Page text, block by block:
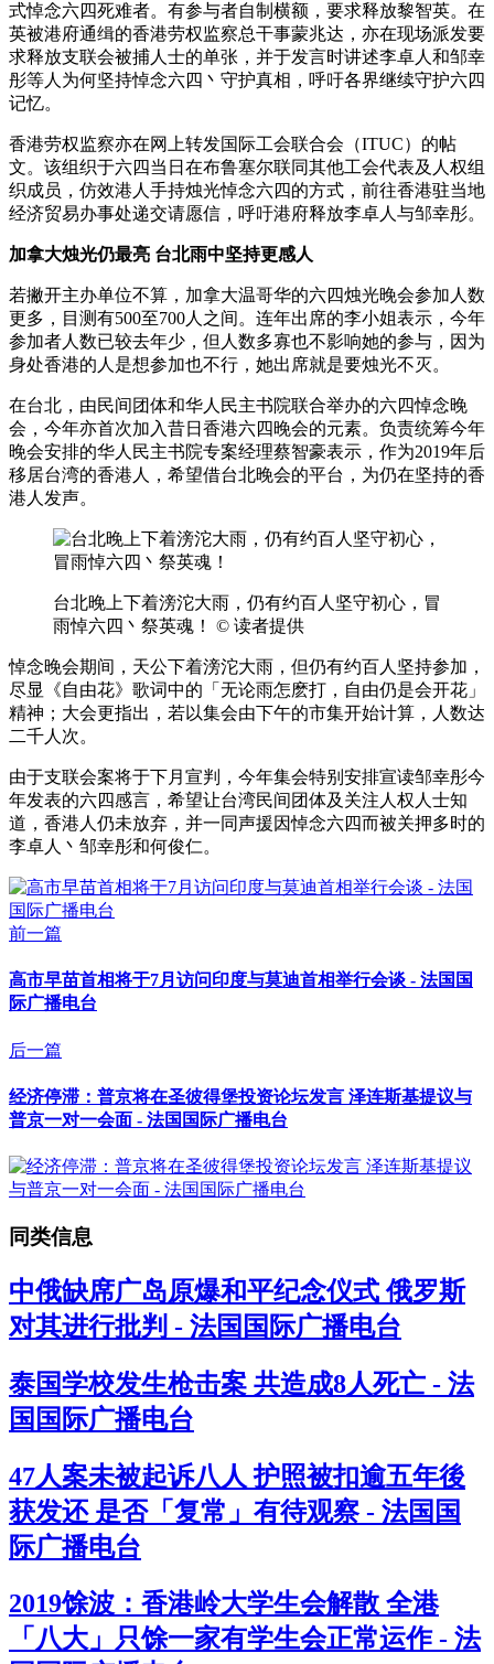
式悼念六四死难者。有参与者自制横额，要求释放黎智英。在
英被港府通缉的香港劳权监察总干事蒙兆达，亦在现场派发要
求释放支联会被捕人士的单张，并于发言时讲述李卓人和邹幸
彤等人为何坚持悼念六四丶守护真相，呼吁各界继续守护六四
记忆。
香港劳权监察亦在网上转发国际工会联合会（ITUC）的帖
文。该组织于六四当日在布鲁塞尔联同其他工会代表及人权组
织成员，仿效港人手持烛光悼念六四的方式，前往香港驻当地
经济贸易办事处递交请愿信，呼吁港府释放李卓人与邹幸彤。
加拿大烛光仍最亮 台北雨中坚持更感人
若撇开主办单位不算，加拿大温哥华的六四烛光晚会参加人数
更多，目测有500至700人之间。连年出席的李小姐表示，今年
参加者人数已较去年少，但人数多寡也不影响她的参与，因为
身处香港的人是想参加也不行，她出席就是要烛光不灭。
在台北，由民间团体和华人民主书院联合举办的六四悼念晚
会，今年亦首次加入昔日香港六四晚会的元素。负责统筹今年
晚会安排的华人民主书院专案经理蔡智豪表示，作为2019年后
移居台湾的香港人，希望借台北晚会的平台，为仍在坚持的香
港人发声。
台北晚上下着滂沱大雨，仍有约百人坚守初心，冒
雨悼六四丶祭英魂！
© 读者提供
悼念晚会期间，天公下着滂沱大雨，但仍有约百人坚持参加，
尽显《自由花》歌词中的「无论雨怎麽打，自由仍是会开花」
精神；大会更指出，若以集会由下午的市集开始计算，人数达
二千人次。
由于支联会案将于下月宣判，今年集会特别安排宣读邹幸彤今
年发表的六四感言，希望让台湾民间团体及关注人权人士知
道，香港人仍未放弃，并一同声援因悼念六四而被关押多时的
李卓人丶邹幸彤和何俊仁。
前一篇
高市早苗首相将于7月访问印度与莫迪首相举行会谈 - 法国国
际广播电台
后一篇
经济停滞：普京将在圣彼得堡投资论坛发言 泽连斯基提议与
普京一对一会面 - 法国国际广播电台
同类信息
中俄缺席广岛原爆和平纪念仪式 俄罗斯
对其进行批判 - 法国国际广播电台
泰国学校发生枪击案 共造成8人死亡 - 法
国国际广播电台
47人案未被起诉八人 护照被扣逾五年後
获发还 是否「复常」有待观察 - 法国国
际广播电台
2019馀波：香港岭大学生会解散 全港
「八大」只馀一家有学生会正常运作 - 法